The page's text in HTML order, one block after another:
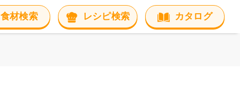
食材検索 レシピ検索 カタログ